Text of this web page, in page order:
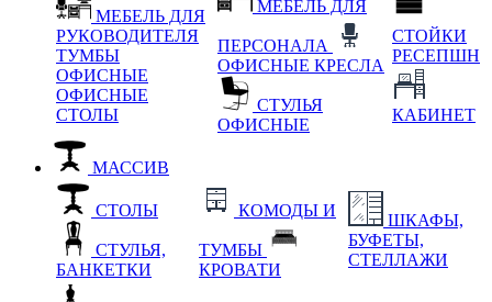
МЕБЕЛЬ ДЛЯ
РУКОВОДИТЕЛЯ
ТУМБЫ
ОФИСНЫЕ
ОФИСНЫЕ
СТОЛЫ
МЕБЕЛЬ ДЛЯ
ПЕРСОНАЛА
ОФИСНЫЕ КРЕСЛА
СТУЛЬЯ
ОФИСНЫЕ
СТОЙКИ
РЕСЕПШН
КАБИНЕТ
МАССИВ
СТОЛЫ
СТУЛЬЯ,
БАНКЕТКИ
КОМОДЫ И
ТУМБЫ
КРОВАТИ
ШКАФЫ,
БУФЕТЫ,
СТЕЛЛАЖИ